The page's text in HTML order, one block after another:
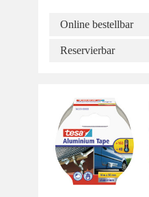
Online bestellbar
Reservierbar